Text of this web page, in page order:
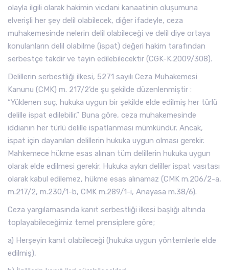
olayla ilgili olarak hakimin vicdani kanaatinin oluşumuna
elverişli her şey delil olabilecek, diğer ifadeyle, ceza
muhakemesinde nelerin delil olabileceği ve delil diye ortaya
konulanların delil olabilme (ispat) değeri hakim tarafından
serbestçe takdir ve tayin edilebilecektir (CGK-K.2009/308).
Delillerin serbestliği ilkesi, 5271 sayılı Ceza Muhakemesi
Kanunu (CMK) m. 217/2’de şu şekilde düzenlenmiştir :
“Yüklenen suç, hukuka uygun bir şekilde elde edilmiş her türlü
delille ispat edilebilir.” Buna göre, ceza muhakemesinde
iddianın her türlü delille ispatlanması mümkündür. Ancak,
ispat için dayanılan delillerin hukuka uygun olması gerekir.
Mahkemece hükme esas alınan tüm delillerin hukuka uygun
olarak elde edilmesi gerekir. Hukuka aykırı deliller ispat vasıtası
olarak kabul edilemez, hükme esas alınamaz (CMK m.206/2-a,
m.217/2, m.230/1-b, CMK m.289/1-i, Anayasa m.38/6).
Ceza yargılamasında kanıt serbestliği ilkesi başlığı altında
toplayabileceğimiz temel prensiplere göre;
a) Herşeyin kanıt olabileceği (hukuka uygun yöntemlerle elde
edilmiş),